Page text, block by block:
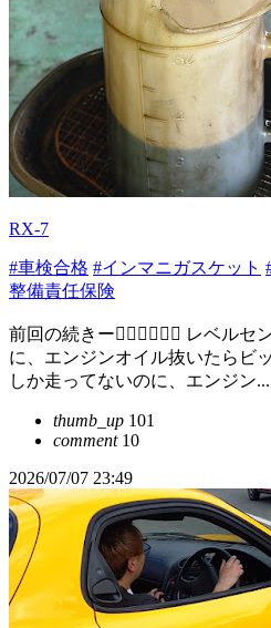
RX-7
#車検合格 #インマニガスケット
整備責任保険
前回の続きー😮‍💨😮‍💨😮‍💨 レベル
に、エンジンオイル抜いたらビ
しか走ってないのに、エンジン...
thumb_up 101
comment10
2026/07/07 23:49